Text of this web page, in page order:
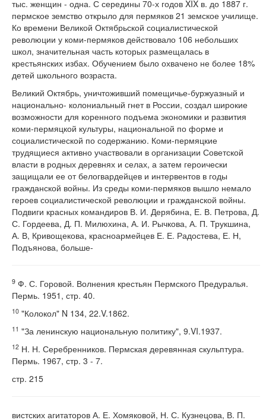
тыс. женщин - одна. С середины 70-х годов XIX в. до 1887 г.
пермское земство открыло для пермяков 21 земское училище.
Ко времени Великой Октябрьской социалистической
революции у коми-пермяков действовало 106 небольших
школ, значительная часть которых размещалась в
крестьянских избах. Обучением было охвачено не более 18%
детей школьного возраста.
Великий Октябрь, уничтоживший помещичье-буржуазный и
национально- колониальный гнет в России, создал широкие
возможности для коренного подъема экономики и развития
коми-пермяцкой культуры, национальной по форме и
социалистической по содержанию. Коми-пермяцкие
трудящиеся активно участвовали в организации Советской
власти в родных деревнях и селах, а затем героически
защищали ее от белогвардейцев и интервентов в годы
гражданской войны. Из среды коми-пермяков вышло немало
героев социалистической революции и гражданской войны.
Подвиги красных командиров В. И. Дерябина, Е. В. Петрова, Д.
С. Гордеева, Д. П. Милюхина, А. И. Рычкова, А. П. Трукшина,
А. В, Кривощекова, красноармейцев Е. Е. Радостева, Е. Н,
Подъянова, больше-
9 Ф. С. Горовой. Волнения крестьян Пермского Предуралья.
Пермь. 1951, стр. 40.
10 "Колокол" N 134, 22.V.1862.
11 "За ленинскую национальную политику", 9.VI.1937.
12 Н. Н. Серебренников. Пермская деревянная скульптура.
Пермь. 1967, стр. 3 - 7.
стр. 215
вистских агитаторов А. Е. Хомяковой, Н. С. Кузнецова, В. П.